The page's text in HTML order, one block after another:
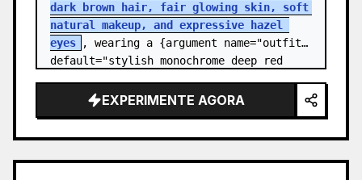
dark brown hair, fair glowing skin, soft
natural makeup, and expressive hazel
eyes
, wearing a {argument name="outfit"
default="stylish monochrome deep red
EXPERIMENTE AGORA